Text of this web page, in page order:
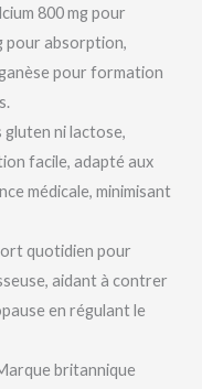
800 mg pour
pour absorption,
pour formation
gluten ni lactose,
facile, adapté aux
médicale, minimisant
quotidien pour
aidant à contrer
en régulant le
britannique